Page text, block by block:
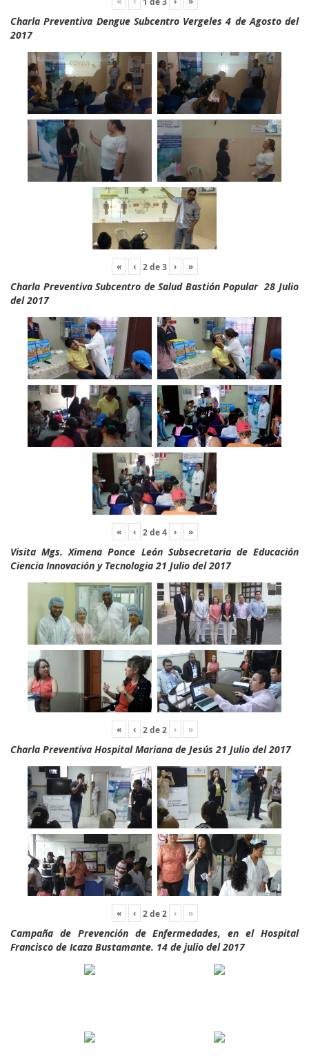
Charla Preventiva Dengue Subcentro Vergeles 4 de Agosto del
2017
« ‹ 2de3 › »
Charla Preventiva Subcentro de Salud Bastión Popular 28 Julio
del 2017
« ‹ 2de4 › »
Visita Mgs. Ximena Ponce León Subsecretaria de Educación
Ciencia Innovación y Tecnologia 21 Julio del 2017
« ‹ 2de2 › »
Charla Preventiva Hospital Mariana de Jesús 21 Julio del 2017
« ‹ 2de2 › »
Campaña de Prevención de Enfermedades, en el Hospital
Francisco de Icaza Bustamante. 14 de julio del 2017